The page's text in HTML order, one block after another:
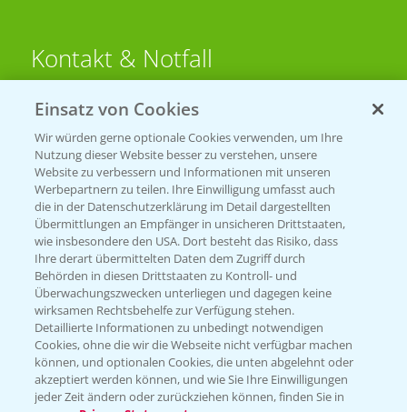
Kontakt & Notfall
Beratung auf WhatsApp
T.+49 (0)174 346 564 1
KONTAKT
Hilfe in Notfällen
T.+49 (0)214/30-20220
Einsatz von Cookies
Wir würden gerne optionale Cookies verwenden, um Ihre
Nutzung dieser Website besser zu verstehen, unsere
Website zu verbessern und Informationen mit unseren
Werbepartnern zu teilen. Ihre Einwilligung umfasst auch
die in der Datenschutzerklärung im Detail dargestellten
Übermittlungen an Empfänger in unsicheren Drittstaaten,
wie insbesondere den USA. Dort besteht das Risiko, dass
Ihre derart übermittelten Daten dem Zugriff durch
Behörden in diesen Drittstaaten zu Kontroll- und
Überwachungszwecken unterliegen und dagegen keine
wirksamen Rechtsbehelfe zur Verfügung stehen.
Detaillierte Informationen zu unbedingt notwendigen
Cookies, ohne die wir die Webseite nicht verfügbar machen
können, und optionalen Cookies, die unten abgelehnt oder
akzeptiert werden können, und wie Sie Ihre Einwilligungen
jeder Zeit ändern oder zurückziehen können, finden Sie in